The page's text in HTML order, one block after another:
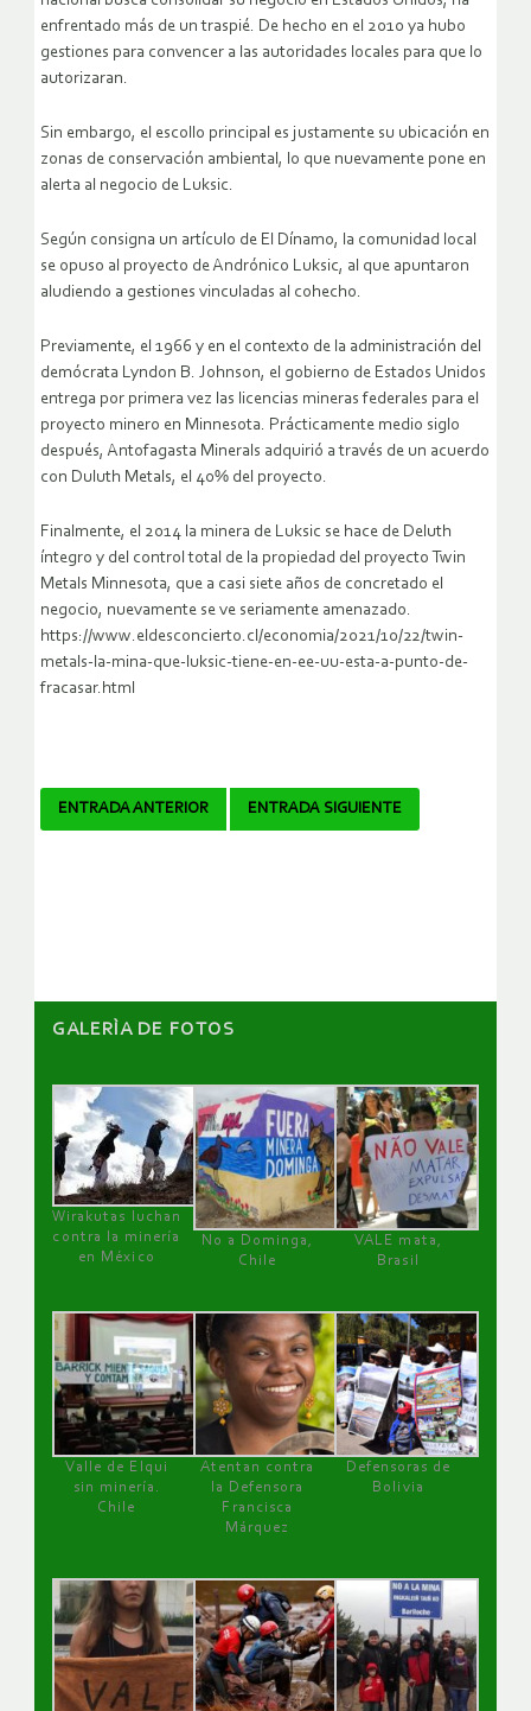
enfrentado más de un traspié. De hecho en el 2010 ya hubo
gestiones para convencer a las autoridades locales para que lo
autorizaran.
Sin embargo, el escollo principal es justamente su ubicación en
zonas de conservación ambiental, lo que nuevamente pone en
alerta al negocio de Luksic.
Según consigna un artículo de El Dínamo, la comunidad local
se opuso al proyecto de Andrónico Luksic, al que apuntaron
aludiendo a gestiones vinculadas al cohecho.
Previamente, el 1966 y en el contexto de la administración del
demócrata Lyndon B. Johnson, el gobierno de Estados Unidos
entrega por primera vez las licencias mineras federales para el
proyecto minero en Minnesota. Prácticamente medio siglo
después, Antofagasta Minerals adquirió a través de un acuerdo
con Duluth Metals, el 40% del proyecto.
Finalmente, el 2014 la minera de Luksic se hace de Deluth
íntegro y del control total de la propiedad del proyecto Twin
Metals Minnesota, que a casi siete años de concretado el
negocio, nuevamente se ve seriamente amenazado.
https://www.eldesconcierto.cl/economia/2021/10/22/twin-
metals-la-mina-que-luksic-tiene-en-ee-uu-esta-a-punto-de-
fracasar.html
Navegador
ENTRADA ANTERIOR ENTRADA SIGUIENTE
GALERÌA DE FOTOS
Wirakutas luchan
contra la minería
en México
No a Dominga,
Chile
VALE mata,
Brasil
Valle de Elqui
sin minería.
Chile
Atentan contra
la Defensora
Francisca
Márquez
Defensoras de
Bolivia